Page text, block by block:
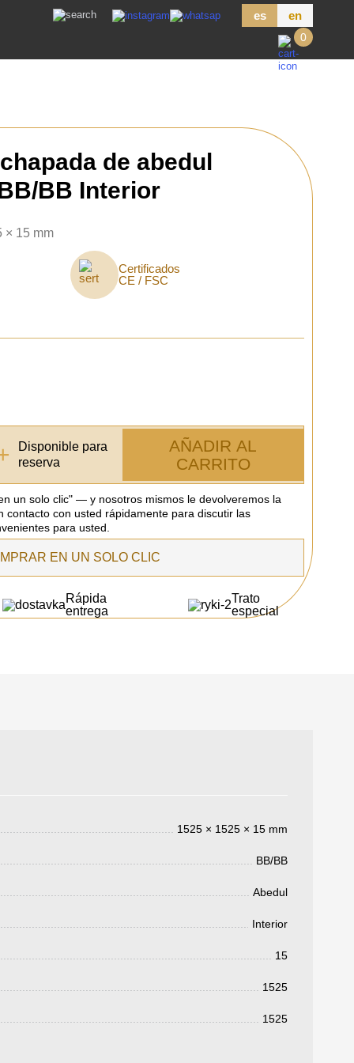
es
en
0
de abedul
BB Interior
× 15 mm
Certificados
CE / FSC
Disponible para
reserva
AÑADIR AL
CARRITO
un solo clic" — y nosotros mismos le devolveremos la
contacto con usted rápidamente para discutir las
para usted.
EN UN SOLO CLIC
Rápida
entrega
Trato
especial
1525 × 1525 × 15 mm
BB/BB
Abedul
Interior
15
1525
1525